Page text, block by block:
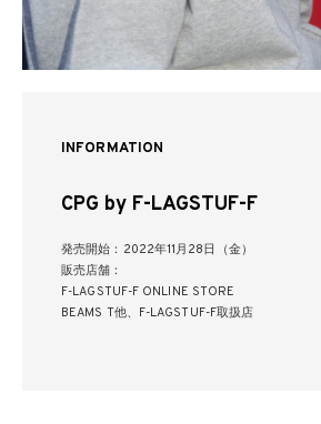
INFORMATION
CPG by F-LAGSTUF-F
発売開始：2022年11月28日（金）
販売店舗：
F-LAGSTUF-F ONLINE STORE
BEAMS T他、F-LAGSTUF-F取扱店